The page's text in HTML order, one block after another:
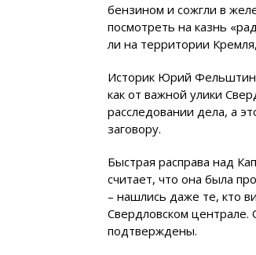
бензином и сожгли в
посмотреть на казнь
ли на территории
Историк Юрий
как от важной улики
расследовании дела, а
заговору.
Быстрая расправа над
считает, что она была
– нашлись даже те, кто
Свердловском централе.
подтверждены.